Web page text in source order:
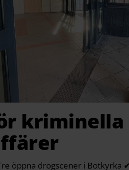
kriminella
öppna drogscener i Botkyrka